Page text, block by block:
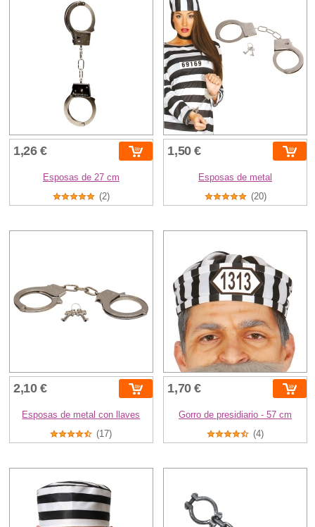
1,26 €
Esposas de 27 cm
(2)
1,50 €
Esposas de metal
(20)
2,10 €
Esposas de metal con llaves
(17)
1,70 €
Gorro de presidiario - 57 cm
(4)